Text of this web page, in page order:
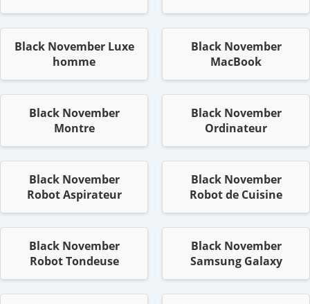
Black November Luxe
homme
Black November
MacBook
Black November
Montre
Black November
Ordinateur
Black November
Robot Aspirateur
Black November
Robot de Cuisine
Black November
Robot Tondeuse
Black November
Samsung Galaxy